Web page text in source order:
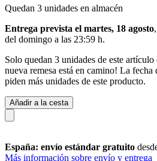
Quedan 3 unidades en almacén
Entrega prevista el martes, 18 agosto
del domingo a las 23:59 h.
Solo quedan 3 unidades de este artículo
nueva remesa está en camino! La fecha
piden más unidades de este producto.
Añadir a la cesta
España: envío estándar gratuito
Más información sobre envío y entrega